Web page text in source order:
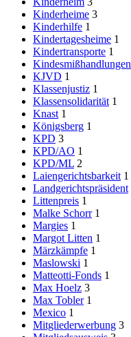
Kinderheime 3
Kinderhilfe 1
Kindertagesheime 1
Kindertransporte 1
Kindesmißhandlungen
KJVD 1
Klassenjustiz 1
Klassensolidarität 1
Knast 1
Königsberg 1
KPD 3
KPD/AO 1
KPD/ML 2
Laiengerichtsbarkeit 1
Landgerichtspräsident
Littenpreis 1
Malke Schorr 1
Margies 1
Margot Litten 1
Märzkämpfe 1
Maslowski 1
Matteotti-Fonds 1
Max Hoelz 3
Max Tobler 1
Mexico 1
Mitgliederwerbung 3